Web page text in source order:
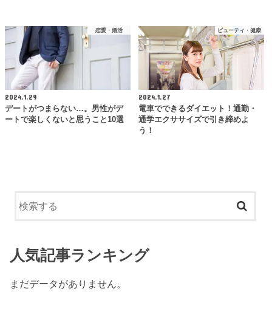
恋愛・婚活
2024.1.29
デートがつまらない…。男性がデ
ートで楽しくないと思うこと10選
ビューティ・健康
2024.1.27
電車でできるダイエット！通勤・
通学エクササイズで引き締めよ
う！
人気記事ランキング
まだデータがありません。